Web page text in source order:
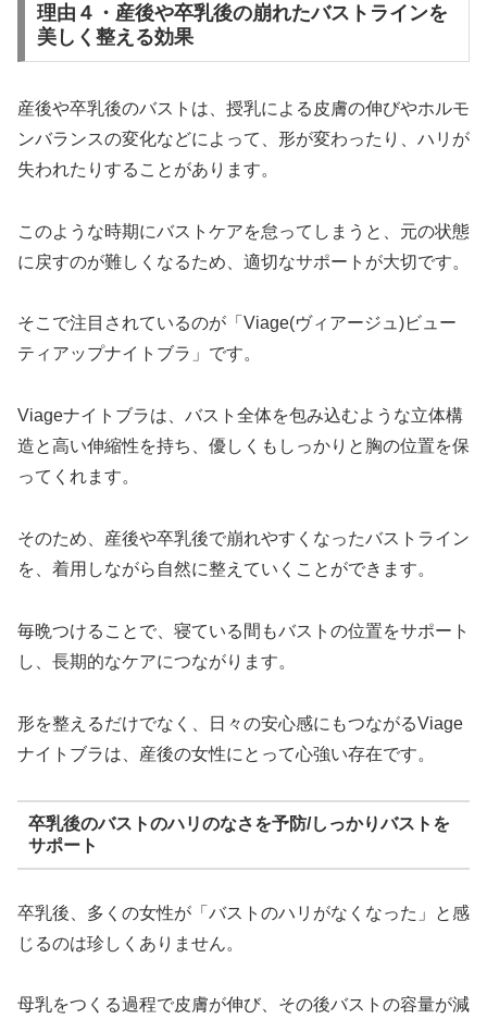
理由４・産後や卒乳後の崩れたバストラインを
美しく整える効果
産後や卒乳後のバストは、授乳による皮膚の伸びやホルモ
ンバランスの変化などによって、形が変わったり、ハリが
失われたりすることがあります。
このような時期にバストケアを怠ってしまうと、元の状態
に戻すのが難しくなるため、適切なサポートが大切です。
そこで注目されているのが「Viage(ヴィアージュ)ビュー
ティアップナイトブラ」です。
Viageナイトブラは、バスト全体を包み込むような立体構
造と高い伸縮性を持ち、優しくもしっかりと胸の位置を保
ってくれます。
そのため、産後や卒乳後で崩れやすくなったバストライン
を、着用しながら自然に整えていくことができます。
毎晩つけることで、寝ている間もバストの位置をサポート
し、長期的なケアにつながります。
形を整えるだけでなく、日々の安心感にもつながるViage
ナイトブラは、産後の女性にとって心強い存在です。
卒乳後のバストのハリのなさを予防/しっかりバストを
サポート
卒乳後、多くの女性が「バストのハリがなくなった」と感
じるのは珍しくありません。
母乳をつくる過程で皮膚が伸び、その後バストの容量が減